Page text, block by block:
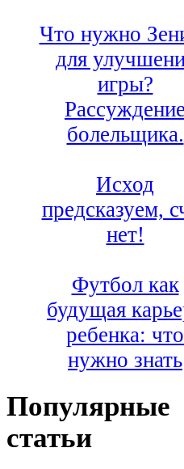
Что нужно
для
игры?
Рассуждение
болельщика.
Исход
предсказуем,
нет!
Футбол как
будущая
ребенка: что
нужно знать
Популярные
статьи